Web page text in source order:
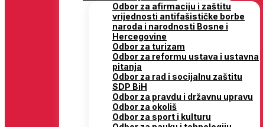
Odbor za afirmaciju i zaštitu
vrijednosti antifašističke borbe
naroda i narodnosti Bosne i
Hercegovine
Odbor za turizam
Odbor za reformu ustava i ustavna
pitanja
Odbor za rad i socijalnu zaštitu
SDP BiH
Odbor za pravdu i državnu upravu
Odbor za okoliš
Odbor za sport i kulturu